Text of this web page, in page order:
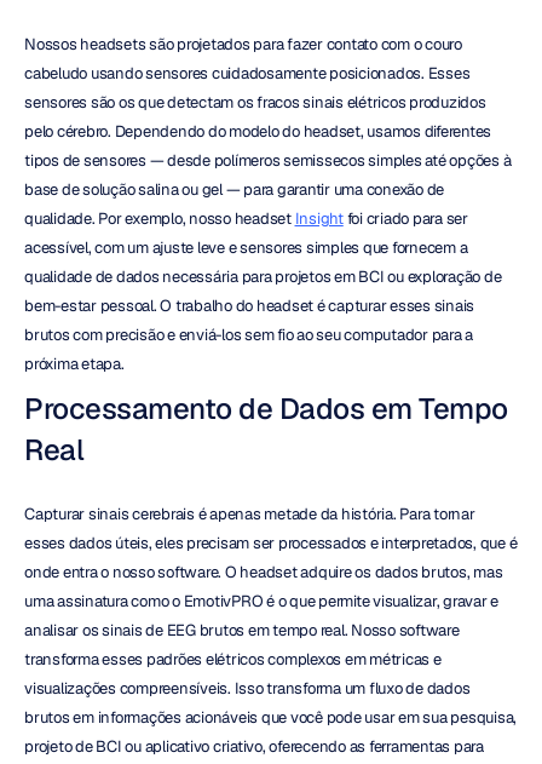
Nossos headsets são projetados para fazer contato com o couro
cabeludo usando sensores cuidadosamente posicionados. Esses
sensores são os que detectam os fracos sinais elétricos produzidos
pelo cérebro. Dependendo do modelo do headset, usamos diferentes
tipos de sensores — desde polímeros semissecos simples até opções à
base de solução salina ou gel — para garantir uma conexão de
qualidade. Por exemplo, nosso headset Insight foi criado para ser
acessível, com um ajuste leve e sensores simples que fornecem a
qualidade de dados necessária para projetos em BCI ou exploração de
bem-estar pessoal. O trabalho do headset é capturar esses sinais
brutos com precisão e enviá-los sem fio ao seu computador para a
próxima etapa.
Processamento de Dados em Tempo
Real
Capturar sinais cerebrais é apenas metade da história. Para tornar
esses dados úteis, eles precisam ser processados e interpretados, que é
onde entra o nosso software. O headset adquire os dados brutos, mas
uma assinatura como o EmotivPRO é o que permite visualizar, gravar e
analisar os sinais de EEG brutos em tempo real. Nosso software
transforma esses padrões elétricos complexos em métricas e
visualizações compreensíveis. Isso transforma um fluxo de dados
brutos em informações acionáveis que você pode usar em sua pesquisa,
projeto de BCI ou aplicativo criativo, oferecendo as ferramentas para